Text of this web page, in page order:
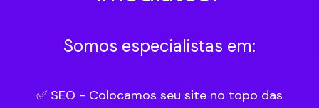
Somos especialistas em:
✅ SEO - Colocamos seu site no topo das